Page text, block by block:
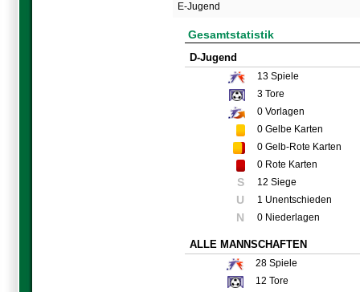
E-Jugend
Gesamtstatistik
D-Jugend
13 Spiele
3 Tore
0 Vorlagen
0 Gelbe Karten
0 Gelb-Rote Karten
0 Rote Karten
S 12 Siege
U 1 Unentschieden
N 0 Niederlagen
ALLE MANNSCHAFTEN
28 Spiele
12 Tore